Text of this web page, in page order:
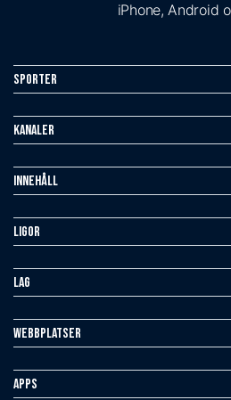
iPhone, Android
Sporter
Kanaler
Innehåll
Ligor
Lag
Webbplatser
Apps